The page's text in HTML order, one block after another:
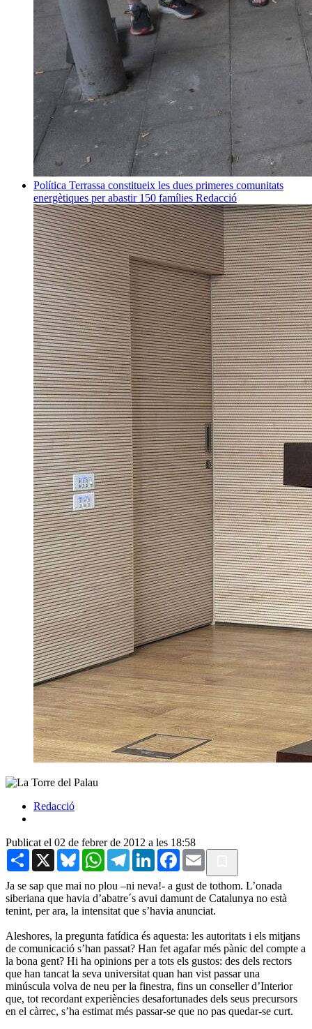
Política Terrassa constitueix les dues primeres comunitats
energètiques per abastir 150 famílies Redacció
Redacció
Publicat el 02 de febrer de 2012 a les 18:58
Share X BlueskyWhatsAppTelegramLinkedInFacebook
Email
Ja se sap que mai no plou –ni neva!- a gust de tothom. L’onada
siberiana que havia d’abatre´s avui damunt de Catalunya no està
tenint, per ara, la intensitat que s’havia anunciat.
Aleshores, la pregunta fatídica és aquesta: les autoritats i els mitjans
de comunicació s’han passat? Han fet agafar més pànic del compte a
la bona gent? Hi ha opinions per a tots els gustos: des dels rectors
que han tancat la seva universitat quan han vist passar una
minúscula volva de neu per la finestra, fins un conseller d’Interior
que, tot recordant experiències desafortunades dels seus precursors
en el càrrec, s’ha estimat més passar-se que no pas quedar-se curt.